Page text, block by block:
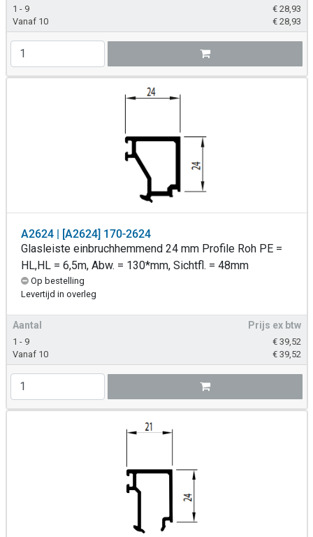
1 - 9 € 28,93
Vanaf 10
€ 28,93
A2624 | [A2624] 170-2624
Glasleiste einbruchhemmend 24 mm Profile Roh PE =
HL,HL = 6,5m, Abw. = 130*mm, Sichtfl. = 48mm
Op bestelling
Levertijd in overleg
Aantal Prijs ex btw
1 - 9 € 39,52
Vanaf 10
€ 39,52